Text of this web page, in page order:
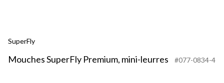
SuperFly
Mouches SuperFly Premium, mini-leurres #077-0834-4